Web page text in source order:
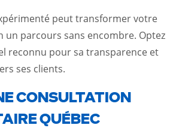
peut transformer votre
un parcours sans encombre. Optez
reconnu pour sa transparence et
ses clients.
CONSULTATION
QUÉBEC